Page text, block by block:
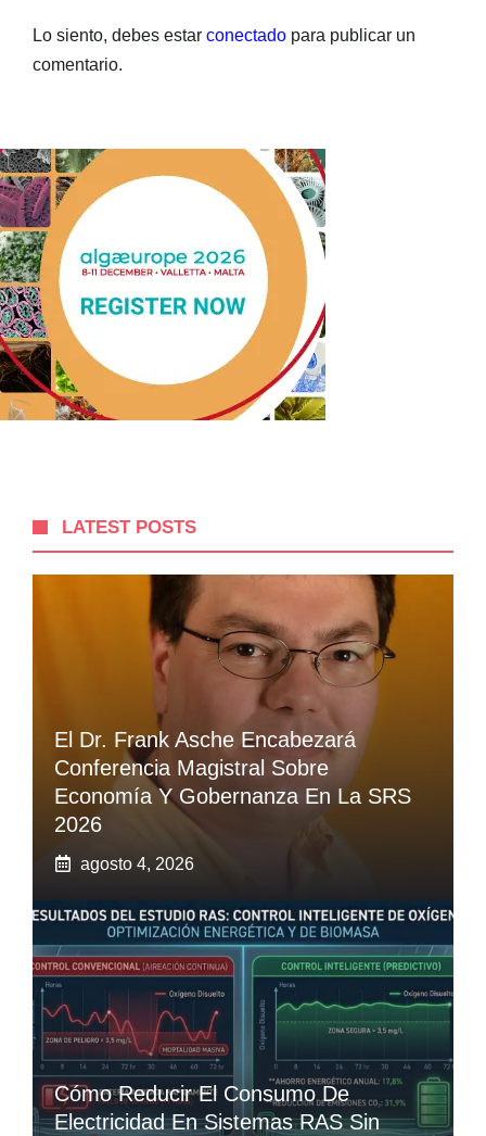
Lo siento, debes estar conectado para publicar un
comentario.
LATEST POSTS
El Dr. Frank Asche Encabezará
Conferencia Magistral Sobre
Economía Y Gobernanza En La SRS
2026
agosto 4, 2026
Cómo Reducir El Consumo De
Electricidad En Sistemas RAS Sin